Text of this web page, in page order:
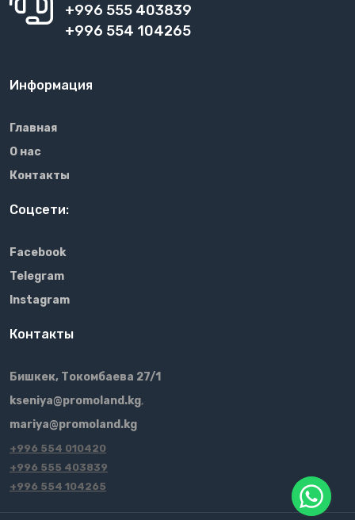
+996 555 403839
+996 554 104265
Информация
Главная
О нас
Контакты
Соцсети:
Facebook
Telegram
Instagram
Контакты
Бишкек, Токомбаева 27/1
kseniya@promoland.kg,
mariya@promoland.kg
+996 554 010420
+996 555 403839
+996 554 104265